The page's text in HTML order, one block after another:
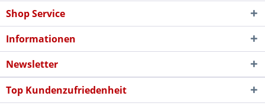
Shop Service
Informationen
Newsletter
Top Kundenzufriedenheit